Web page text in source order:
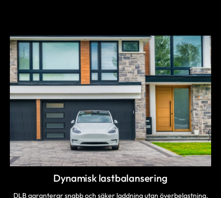
Dynamisk lastbalansering
DLB garanterar snabb och säker laddning utan överbelastning,